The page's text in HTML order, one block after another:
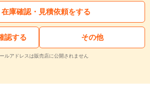
在庫確認・見積依頼をする
認する その他
ルアドレスは販売店に公開されません